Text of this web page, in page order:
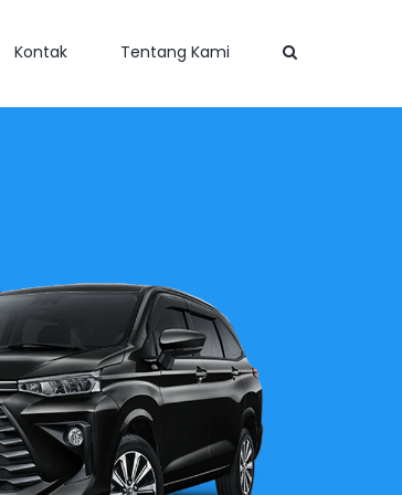
Kontak Tentang Kami